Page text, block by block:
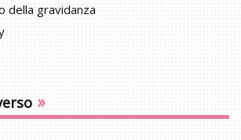
della gravidanza
»